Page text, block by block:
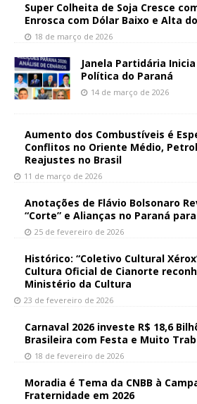
Super Colheita de Soja Cresce
Enrosca com Dólar Baixo e Alta
18 de março de 2026
Janela Partidária
Política do Paraná
14 de março de 2026
Aumento dos Combustíveis é
Conflitos no Oriente Médio,
Reajustes no Brasil
11 de março de 2026
Anotações de Flávio Bolsonaro
“Corte” e Alianças no Paraná
25 de fevereiro de 2026
Histórico: “Coletivo Cultural
Cultura Oficial de Cianorte
Ministério da Cultura
23 de fevereiro de 2026
Carnaval 2026 investe R$ 18,6
Brasileira com Festa e Muito
18 de fevereiro de 2026
Moradia é Tema da CNBB à
Fraternidade em 2026